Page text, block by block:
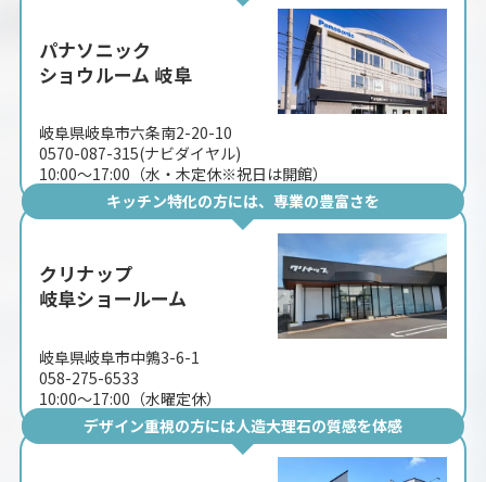
パナソニック
ショウルーム 岐阜
岐阜県岐阜市六条南2-20-10
0570-087-315(ナビダイヤル)
10:00〜17:00（水・木定休※祝日は開館）
キッチン特化の方には、専業の豊富さを
クリナップ
岐阜ショールーム
岐阜県岐阜市中鶉3-6-1
058-275-6533
10:00〜17:00（水曜定休）
デザイン重視の方には人造大理石の質感を体感